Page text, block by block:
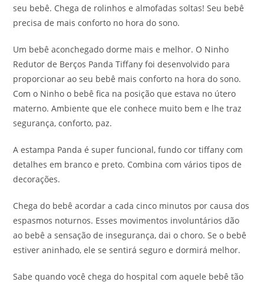
seu bebê. Chega de rolinhos e almofadas soltas! Seu bebê
precisa de mais conforto no hora do sono.
Um bebê aconchegado dorme mais e melhor. O Ninho
Redutor de Berços Panda Tiffany foi desenvolvido para
proporcionar ao seu bebê mais conforto na hora do sono.
Com o Ninho o bebê fica na posição que estava no útero
materno. Ambiente que ele conhece muito bem e lhe traz
segurança, conforto, paz.
A estampa Panda é super funcional, fundo cor tiffany com
detalhes em branco e preto. Combina com vários tipos de
decorações.
Chega do bebê acordar a cada cinco minutos por causa dos
espasmos noturnos. Esses movimentos involuntários dão
ao bebê a sensação de insegurança, dai o choro. Se o bebê
estiver aninhado, ele se sentirá seguro e dormirá melhor.
Sabe quando você chega do hospital com aquele bebê tão